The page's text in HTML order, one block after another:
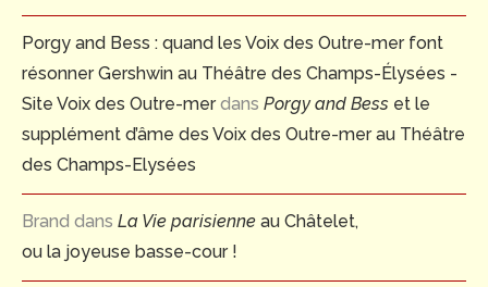
Porgy and Bess : quand les Voix des Outre-mer font
résonner Gershwin au Théâtre des Champs-Élysées -
Site Voix des Outre-merdans Porgy and Bess et le
supplément d’âme des Voix des Outre-mer au Théâtre
des Champs-Elysées
Brand dans La Vie parisienne au Châtelet,
ou la joyeuse basse-cour !